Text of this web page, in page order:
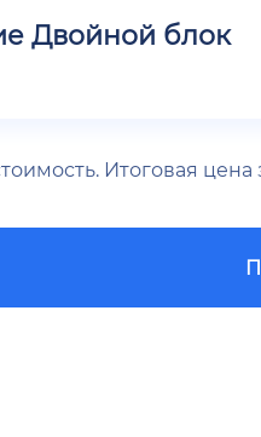
Двойной блок
Итоговая